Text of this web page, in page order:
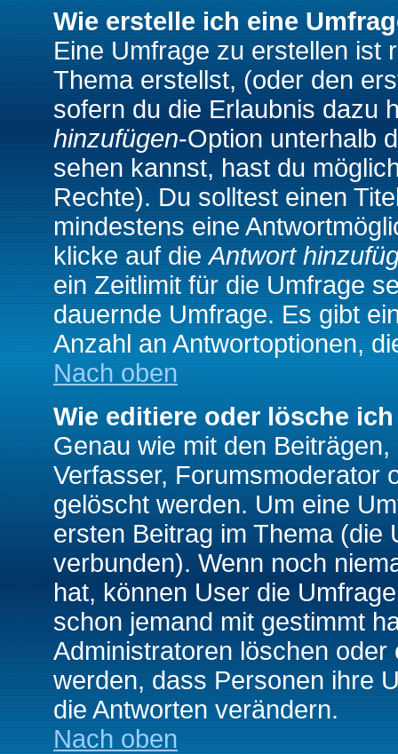
Wie erstelle ich eine
Eine Umfrage zu erstellen ist
Thema erstellst, (oder den
sofern du die Erlaubnis dazu
hinzufügen-Option unterhalb
sehen kannst, hast du
Rechte). Du solltest einen
mindestens eine
klicke auf dieAntwort
ein Zeitlimit für die Umfrage
dauernde Umfrage. Es gibt
Anzahl an Antwortoptionen,
Nach oben
Wie editiere oder lösche
Genau wie mit den
Verfasser, Forumsmoderator
gelöscht werden. Um eine
ersten Beitrag im Thema (die
verbunden). Wenn noch
hat, können User die
schon jemand mit gestimmt
Administratoren löschen
werden, dass Personen ihre
die Antworten verändern.
Nach oben